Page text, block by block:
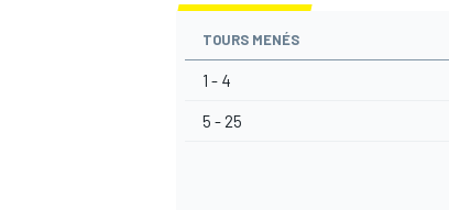
TOURS MENÉS
1 - 4
5 - 25